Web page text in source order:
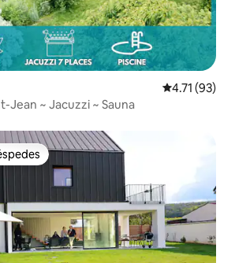
Calificación
4.71 (93)
Jean ~ Jacuzzi ~ Sauna